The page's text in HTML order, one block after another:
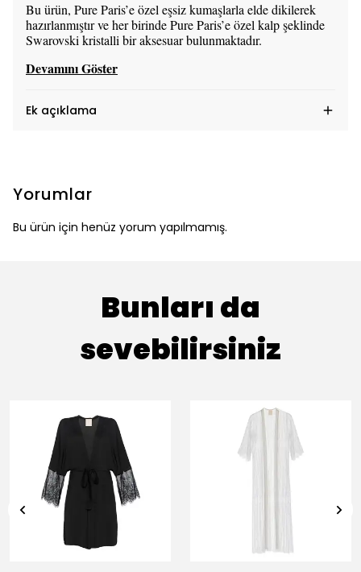
Bu ürün, Pure Paris’e özel eşsiz kumaşlarla elde dikilerek
hazırlanmıştır ve her birinde Pure Paris’e özel kalp şeklinde
Swarovski kristalli bir aksesuar bulunmaktadır.
Devamını Göster
Ek açıklama
Yorumlar
Bu ürün için henüz yorum yapılmamış.
Bunları da
sevebilirsiniz